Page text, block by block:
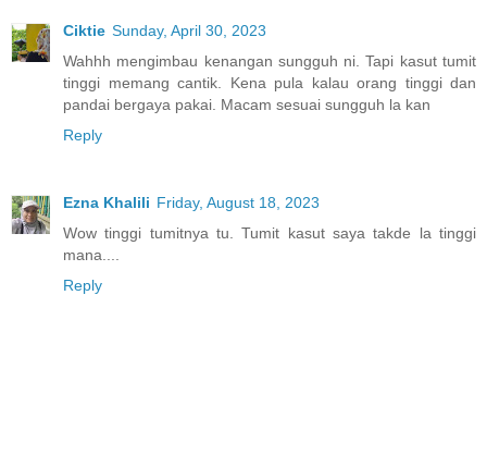
Ciktie Sunday, April 30, 2023
Wahhh mengimbau kenangan sungguh ni. Tapi kasut tumit
tinggi memang cantik. Kena pula kalau orang tinggi dan
pandai bergaya pakai. Macam sesuai sungguh la kan
Reply
Ezna Khalili Friday, August 18, 2023
Wow tinggi tumitnya tu. Tumit kasut saya takde la tinggi
mana....
Reply